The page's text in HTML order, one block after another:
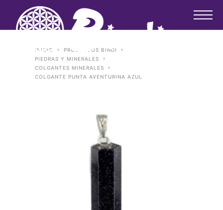
INICIO
PRODUCTOS BINDI
PIEDRAS Y MINERALES
COLGANTES MINERALES
COLGANTE PUNTA AVENTURINA AZUL